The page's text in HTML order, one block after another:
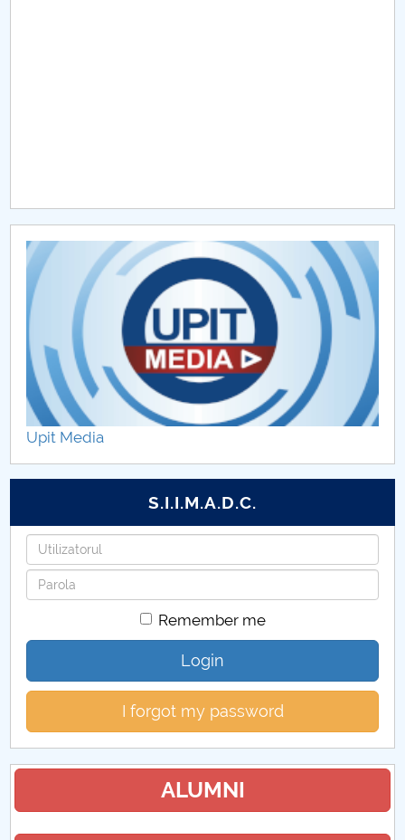
Chestionar angajabilitate ALUMNI – UPB
CAR2026
MENIU CANTINA
Hotărâri Senat din 29 ianuarie 2026
Hotărâri din 2 iulie 2026
Hotărâri Senat din 18 iunie 2026
Hotărâri Senat din 28 mai 2026
Hotărâri Senat din 19 mai 2026
Hotărâri Senat din 5 mai 2026
Hotărâri Senat din 23 aprilie 2026
Hotărâri Senat din 13 martie 2026
Hotărâri Senat din 26 februarie 2026
Hotărâri Senat din 24 iulie 2026
Upit Media
S.I.I.M.A.D.C.
Username
Password
Remember me
Login
I forgot my password
ALUMNI